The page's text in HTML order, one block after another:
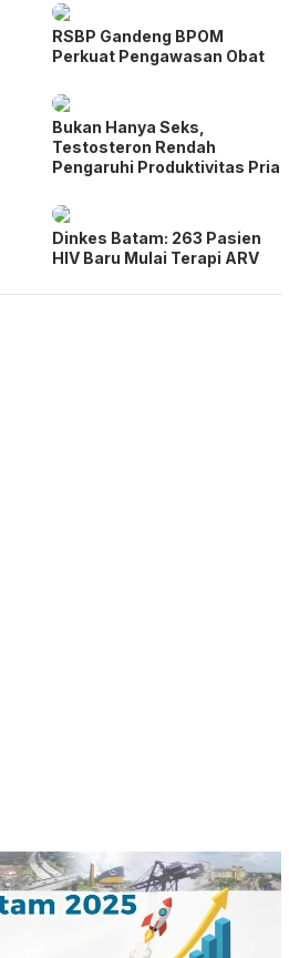
RSBP Gandeng BPOM
Perkuat Pengawasan Obat
Bukan Hanya Seks,
Testosteron Rendah
Pengaruhi Produktivitas Pria
Dinkes Batam: 263 Pasien
HIV Baru Mulai Terapi ARV